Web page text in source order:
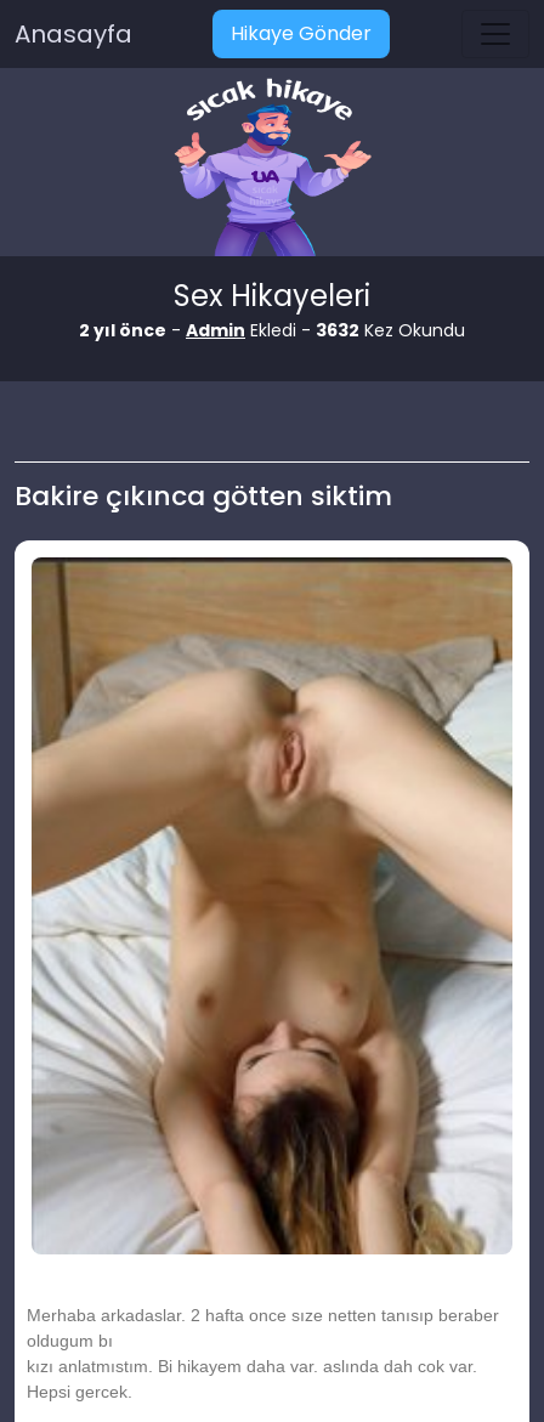
Anasayfa Hikaye Gönder
Sex Hikayeleri
2 yıl önce - Admin Ekledi - 3632 Kez Okundu
Bakire çıkınca götten siktim
Merhaba arkadaslar. 2 hafta once sıze netten tanısıp beraber
oldugum bı
kızı anlatmıstım. Bi hikayem daha var. aslında dah cok var.
Hepsi gercek.